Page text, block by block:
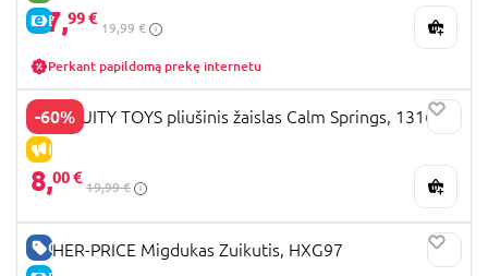
E-KAINA
17,99 €
19,99 €
Perkant papildomą prekę internetu
-60%
IŠPARDAVIMAS
INGENUITY TOYS pliušinis žaislas Calm Springs, 13163
8,00 €
19,99 €
GERA KAINA
FISHER-PRICE Migdukas Zuikutis, HXG97